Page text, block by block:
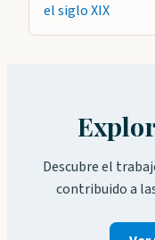
el siglo XIX
Descubre el
contribuido a